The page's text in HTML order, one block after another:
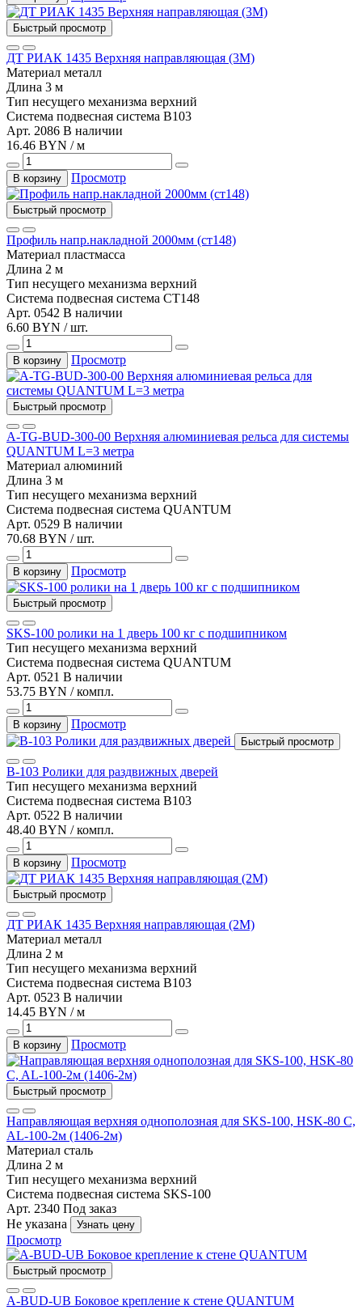
Быстрый просмотр
ДТ РИАК 1435 Верхняя направляющая (3М)
Материал металл
Длина 3 м
Тип несущего механизма верхний
Система подвесная система B103
Арт. 2086 В наличии
16.46 BYN / м
В корзину Просмотр
Быстрый просмотр
Профиль напр.накладной 2000мм (ст148)
Материал пластмасса
Длина 2 м
Тип несущего механизма верхний
Система подвесная система СТ148
Арт. 0542 В наличии
6.60 BYN / шт.
В корзину Просмотр
Быстрый просмотр
A-TG-BUD-300-00 Верхняя алюминиевая рельса для системы
QUANTUM L=3 метра
Материал алюминий
Длина 3 м
Тип несущего механизма верхний
Система подвесная система QUANTUM
Арт. 0529 В наличии
70.68 BYN / шт.
В корзину Просмотр
Быстрый просмотр
SKS-100 ролики на 1 дверь 100 кг с подшипником
Тип несущего механизма верхний
Система подвесная система QUANTUM
Арт. 0521 В наличии
53.75 BYN / компл.
В корзину Просмотр
Быстрый просмотр
В-103 Ролики для раздвижных дверей
Тип несущего механизма верхний
Система подвесная система B103
Арт. 0522 В наличии
48.40 BYN / компл.
В корзину Просмотр
Быстрый просмотр
ДТ РИАК 1435 Верхняя направляющая (2М)
Материал металл
Длина 2 м
Тип несущего механизма верхний
Система подвесная система B103
Арт. 0523 В наличии
14.45 BYN / м
В корзину Просмотр
Быстрый просмотр
Направляющая верхняя однополозная для SKS-100, HSK-80 C,
AL-100-2м (1406-2м)
Материал сталь
Длина 2 м
Тип несущего механизма верхний
Система подвесная система SKS-100
Арт. 2340 Под заказ
Не указана
Узнать цену
Просмотр
Быстрый просмотр
A-BUD-UB Боковое крепление к стене QUANTUM